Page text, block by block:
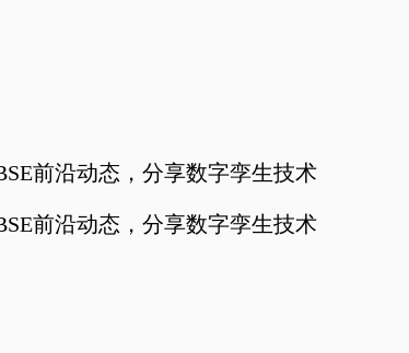
前沿动态，分享数字孪生技术
前沿动态，分享数字孪生技术